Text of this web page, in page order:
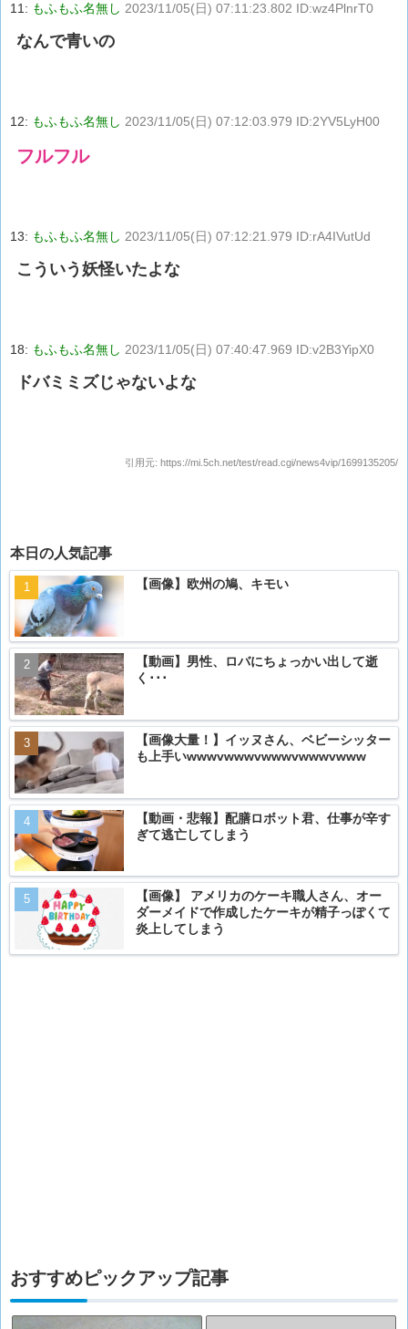
11: もふもふ名無し 2023/11/05(日) 07:11:23.802 ID:wz4PlnrT0
なんで青いの
12: もふもふ名無し 2023/11/05(日) 07:12:03.979 ID:2YV5LyH00
フルフル
13: もふもふ名無し 2023/11/05(日) 07:12:21.979 ID:rA4IVutUd
こういう妖怪いたよな
18: もふもふ名無し 2023/11/05(日) 07:40:47.969 ID:v2B3YipX0
ドバミミズじゃないよな
引用元: https://mi.5ch.net/test/read.cgi/news4vip/1699135205/
本日の人気記事
【画像】欧州の鳩、キモい
【動画】男性、ロバにちょっかい出して逝
く･･･
【画像大量！】イッヌさん、ベビーシッター
も上手いwwwvwwwvwwwvwwwvwww
【動画・悲報】配膳ロボット君、仕事が辛す
ぎて逃亡してしまう
【画像】 アメリカのケーキ職人さん、オー
ダーメイドで作成したケーキが精子っぽくて
炎上してしまう
おすすめピックアップ記事